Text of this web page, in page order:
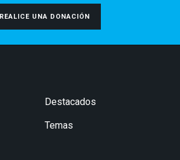
REALICE UNA DONACIÓN
Destacados
Temas